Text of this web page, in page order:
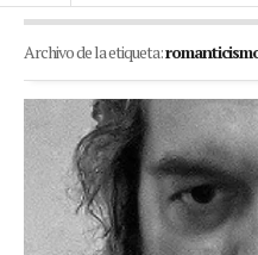
Archivo de la etiqueta: